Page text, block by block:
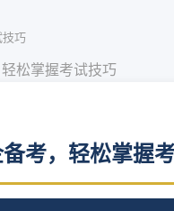
技巧
松掌握考试技巧
考，轻松掌握